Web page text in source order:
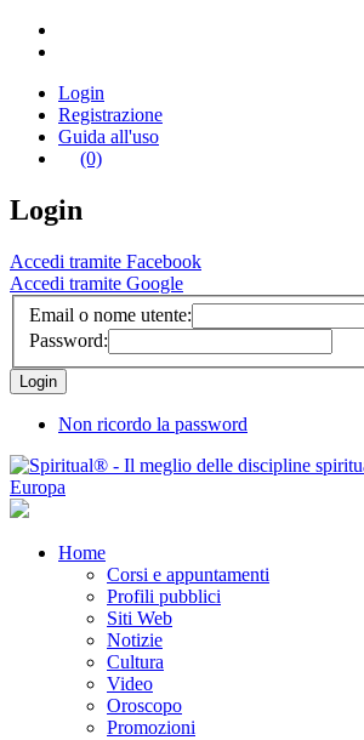
Login
Registrazione
Guida all'uso
(0)
Login
Accedi tramite Facebook
Accedi tramite Google
Email o nome utente:
Password:
Non ricordo la password
Home
Corsi e appuntamenti
Profili pubblici
Siti Web
Notizie
Cultura
Video
Oroscopo
Promozioni